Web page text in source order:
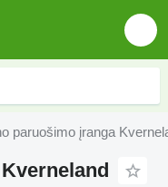
paruošimo įranga